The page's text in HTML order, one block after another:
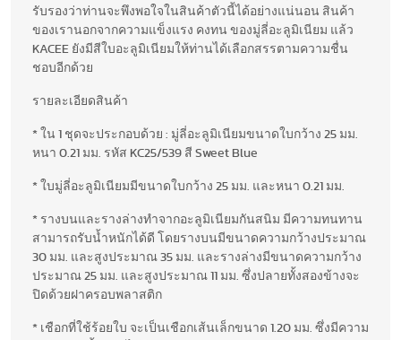
รับรองว่าท่านจะพึงพอใจในสินค้าตัวนี้ได้อย่างแน่นอน สินค้า
ของเรานอกจากความแข็งแรง คงทน ของมู่ลี่อะลูมิเนียม แล้ว
KACEE ยังมีสีใบอะลูมิเนียมให้ท่านได้เลือกสรรตามความชื่น
ชอบอีกด้วย
รายละเอียดสินค้า
* ใน 1 ชุดจะประกอบด้วย : มู่ลี่อะลูมิเนียมขนาดใบกว้าง 25 มม.
หนา 0.21 มม. รหัส KC25/539 สี Sweet Blue
* ใบมู่ลี่อะลูมิเนียมมีขนาดใบกว้าง 25 มม. และหนา 0.21 มม.
* รางบนและรางล่างทำจากอะลูมิเนียมกันสนิม มีความทนทาน
สามารถรับน้ำหนักได้ดี โดยรางบนมีขนาดความกว้างประมาณ
30 มม. และสูงประมาณ 35 มม. และรางล่างมีขนาดความกว้าง
ประมาณ 25 มม. และสูงประมาณ 11 มม. ซึ่งปลายทั้งสองข้างจะ
ปิดด้วยฝาครอบพลาสติก
* เชือกที่ใช้ร้อยใบ จะเป็นเชือกเส้นเล็กขนาด 1.20 มม. ซึ่งมีความ